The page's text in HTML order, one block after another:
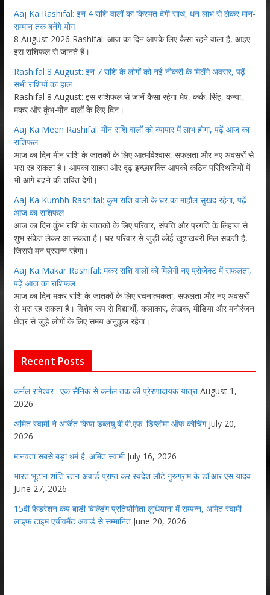
Aaj Ka Rashifal: इन 4 राशि वालों का किस्मत देगी साथ, धन लाभ से लेकर मान-
सम्मान तक बनेंगे योग
8 August 2026 Rashifal: आज का दिन आपके लिए कैसा रहने वाला है, आइए
इस राशिफल से जानते हैं।
Rashifal 8 August: इन 7 राशि के लोगों को नई नौकरी के मिलेंगे अवसर, पढ़ें
सभी राशियों का हाल
Rashifal 8 August: इस राशिफल से जानें कैसा रहेगा-मेष, कर्क, सिंह, कन्या,
मकर और कुंभ-मीन वालों के लिए दिन।
Aaj Ka Meen Rashifal: मीन राशि वालों को व्यापार में लाभ होगा, पढ़ें आज का
राशिफल
आज का दिन मीन राशि के जातकों के लिए आत्मविश्वास, सफलता और नए अवसरों से
भरा रह सकता है। आपका साहस और दृढ़ इच्छाशक्ति आपको कठिन परिस्थितियों में
भी आगे बढ़ने की शक्ति देगी।
Aaj Ka Kumbh Rashifal: कुंभ राशि वालों के घर का माहौल सुखद रहेगा, पढ़ें
आज का राशिफल
आज का दिन कुंभ राशि के जातकों के लिए परिवार, संपत्ति और प्रगति के लिहाज से
शुभ संकेत लेकर आ सकता है। घर-परिवार से जुड़ी कोई खुशखबरी मिल सकती है,
जिससे मन प्रसन्न रहेगा।
Aaj Ka Makar Rashifal: मकर राशि वालों को मिलेगी नए प्रोजेक्ट में सफलता,
पढ़ें आज का राशिफल
आज का दिन मकर राशि के जातकों के लिए रचनात्मकता, सफलता और नए अवसरों
से भरा रह सकता है। विशेष रूप से विद्यार्थी, कलाकार, लेखक, मीडिया और मनोरंजन
क्षेत्र से जुड़े लोगों के लिए समय अनुकूल रहेगा।
Recent Posts
कर्नल रामेश्वर : एक सैनिक से कर्नल तक की प्रेरणादायक यात्रा August 1,
2026
अमित स्वामी ने अर्जित किया डब्लयू.बी.पी.एफ. डिप्लोमा ऑफ कोचिंग July 20,
2026
मानवता सबसे बड़ा धर्म है: अमित स्वामी July 16, 2026
भारत भूटान शांति रतन अवार्ड प्राप्त कर स्वदेश लौटे गुरुग्राम के डॉ.आर एस यादव
June 27, 2026
15वीं फैडरेशन कप बाडी बिल्डिंग प्रतियोगिता लुधियाना में सम्पन्न, अमित स्वामी
लाइफ टाइम एचीवमैंट अवार्ड से सम्मानित June 20, 2026